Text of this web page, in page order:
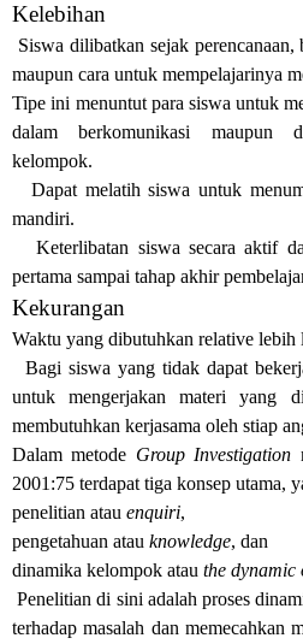
Kelebihan
Siswa dilibatkan sejak
maupun cara untuk mempelajarinya
Tipe ini menuntut para siswa untuk
dalam berkomunikasi maupun
kelompok.
Dapat melatih siswa untuk
mandiri.
Keterlibatan siswa secara aktif
pertama sampai tahap akhir
Kekurangan
Waktu yang dibutuhkan relative lebih
Bagi siswa yang tidak dapat
untuk mengerjakan materi yang
membutuhkan kerjasama oleh stiap
Dalam metode Group Investigation
2001:75 terdapat tiga konsep utama,
penelitian atau enquiri,
pengetahuan atau knowledge, dan
dinamika kelompok atau the dynamic
Penelitian di sini adalah proses
terhadap masalah dan memecahkan